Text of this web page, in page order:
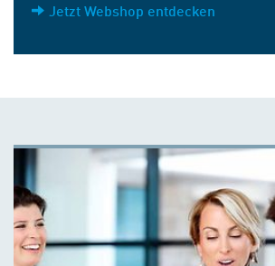
Jetzt Webshop entdecken